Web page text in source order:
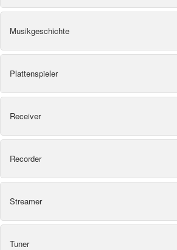
Musikgeschichte
Plattenspieler
Receiver
Recorder
Streamer
Tuner